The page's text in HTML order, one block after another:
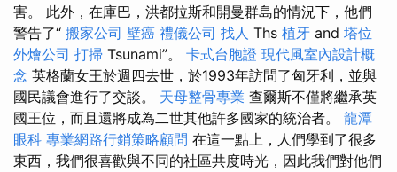
害。 此外，在庫巴，洪都拉斯和開曼群島的情況下，他們
警告了“ 搬家公司 壁癌 禮儀公司 找人 Ths 植牙 and 塔位
外燴公司 打掃 Tsunami”。 卡式台胞證 現代風室內設計概
念 英格蘭女王於週四去世，於1993年訪問了匈牙利，並與
國民議會進行了交談。 天母整骨專業 查爾斯不僅將繼承英
國王位，而且還將成為二世其他許多國家的統治者。 龍潭
眼科 專業網路行銷策略顧問 在這一點上，人們學到了很多
東西，我們很喜歡與不同的社區共度時光，因此我們對他們